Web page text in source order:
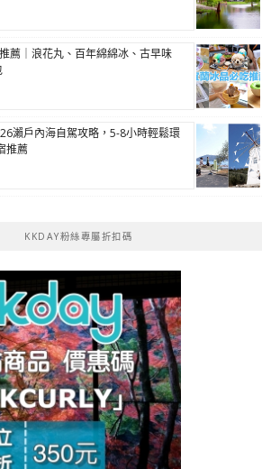
薦｜浪花丸、百年綿綿冰、古早味
瀨戶內海自駕攻略，5-8小時輕鬆環
推薦
KKDAY粉絲專屬折扣碼